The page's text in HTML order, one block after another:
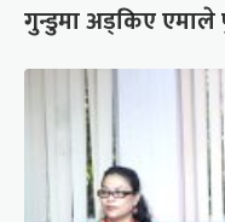
गुन्डुमा अड्किए एमाले